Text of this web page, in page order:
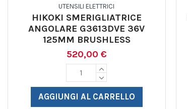
UTENSILI ELETTRICI
HIKOKI SMERIGLIATRICE
ANGOLARE G3613DVE 36V
125MM BRUSHLESS
520,00 €
AGGIUNGI AL CARRELLO